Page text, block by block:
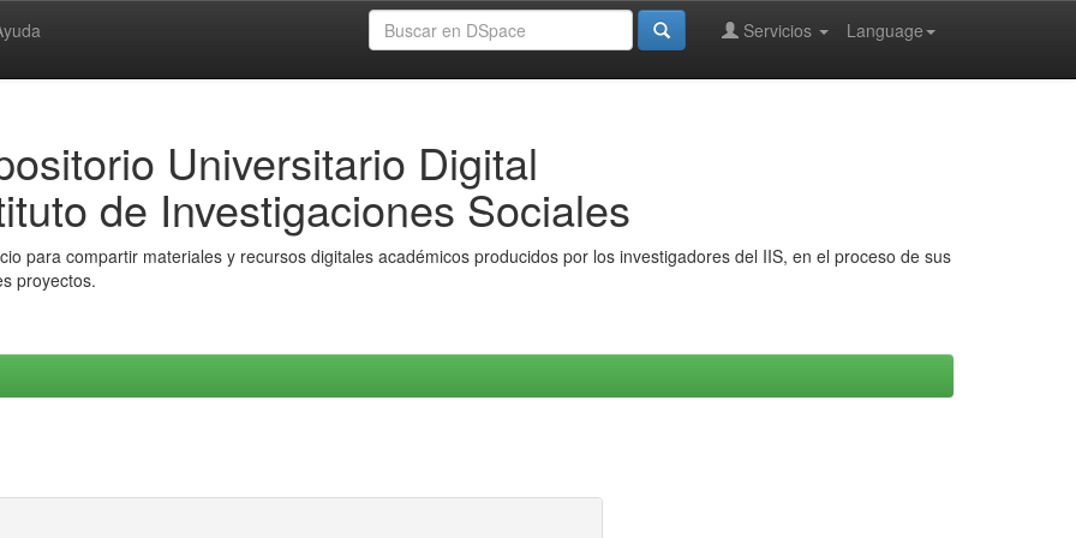
Language
Servicios
Universitario Digital
de Investigaciones Sociales
para compartir materiales y recursos digitales académicos producidos por los investigadores del IIS, en el proceso de sus
proyectos.